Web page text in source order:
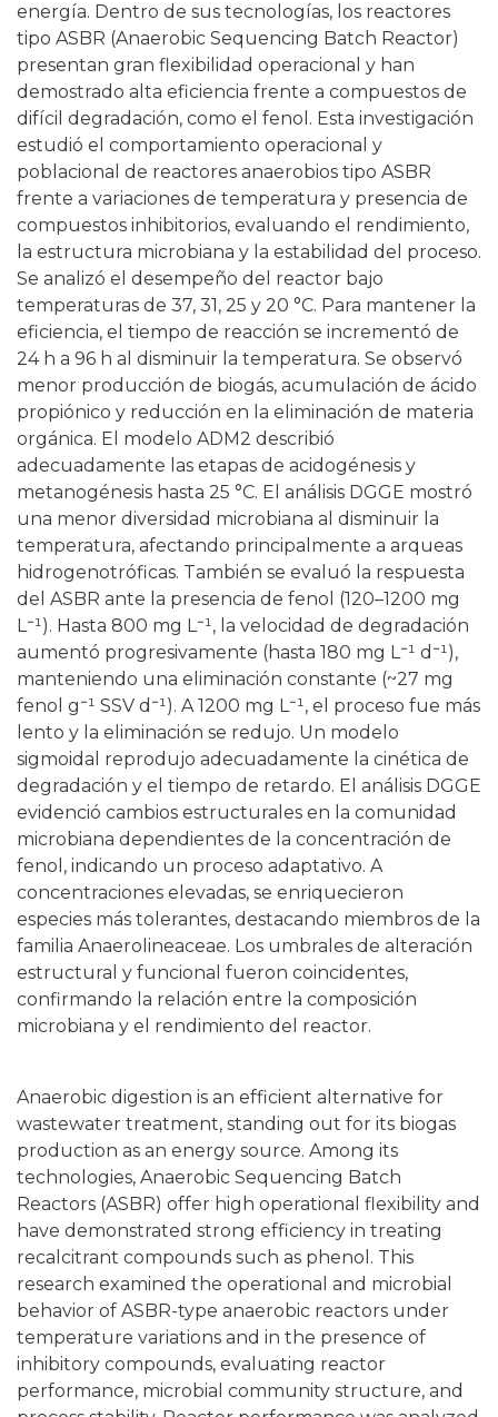
energía. Dentro de sus tecnologías, los reactores
tipo ASBR (Anaerobic Sequencing Batch Reactor)
presentan gran flexibilidad operacional y han
demostrado alta eficiencia frente a compuestos de
difícil degradación, como el fenol. Esta investigación
estudió el comportamiento operacional y
poblacional de reactores anaerobios tipo ASBR
frente a variaciones de temperatura y presencia de
compuestos inhibitorios, evaluando el rendimiento,
la estructura microbiana y la estabilidad del proceso.
Se analizó el desempeño del reactor bajo
temperaturas de 37, 31, 25 y 20 °C. Para mantener la
eficiencia, el tiempo de reacción se incrementó de
24 h a 96 h al disminuir la temperatura. Se observó
menor producción de biogás, acumulación de ácido
propiónico y reducción en la eliminación de materia
orgánica. El modelo ADM2 describió
adecuadamente las etapas de acidogénesis y
metanogénesis hasta 25 °C. El análisis DGGE mostró
una menor diversidad microbiana al disminuir la
temperatura, afectando principalmente a arqueas
hidrogenotróficas. También se evaluó la respuesta
del ASBR ante la presencia de fenol (120–1200 mg
L⁻¹). Hasta 800 mg L⁻¹, la velocidad de degradación
aumentó progresivamente (hasta 180 mg L⁻¹ d⁻¹),
manteniendo una eliminación constante (~27 mg
fenol g⁻¹ SSV d⁻¹). A 1200 mg L⁻¹, el proceso fue más
lento y la eliminación se redujo. Un modelo
sigmoidal reprodujo adecuadamente la cinética de
degradación y el tiempo de retardo. El análisis DGGE
evidenció cambios estructurales en la comunidad
microbiana dependientes de la concentración de
fenol, indicando un proceso adaptativo. A
concentraciones elevadas, se enriquecieron
especies más tolerantes, destacando miembros de la
familia Anaerolineaceae. Los umbrales de alteración
estructural y funcional fueron coincidentes,
confirmando la relación entre la composición
microbiana y el rendimiento del reactor.
Anaerobic digestion is an efficient alternative for
wastewater treatment, standing out for its biogas
production as an energy source. Among its
technologies, Anaerobic Sequencing Batch
Reactors (ASBR) offer high operational flexibility and
have demonstrated strong efficiency in treating
recalcitrant compounds such as phenol. This
research examined the operational and microbial
behavior of ASBR-type anaerobic reactors under
temperature variations and in the presence of
inhibitory compounds, evaluating reactor
performance, microbial community structure, and